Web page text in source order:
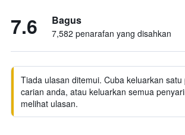
7.6 Bagus
7,582 penarafan yang disahkan
Tiada ulasan ditemui. Cuba keluarkan
carian anda, atau keluarkan semua
melihat ulasan.